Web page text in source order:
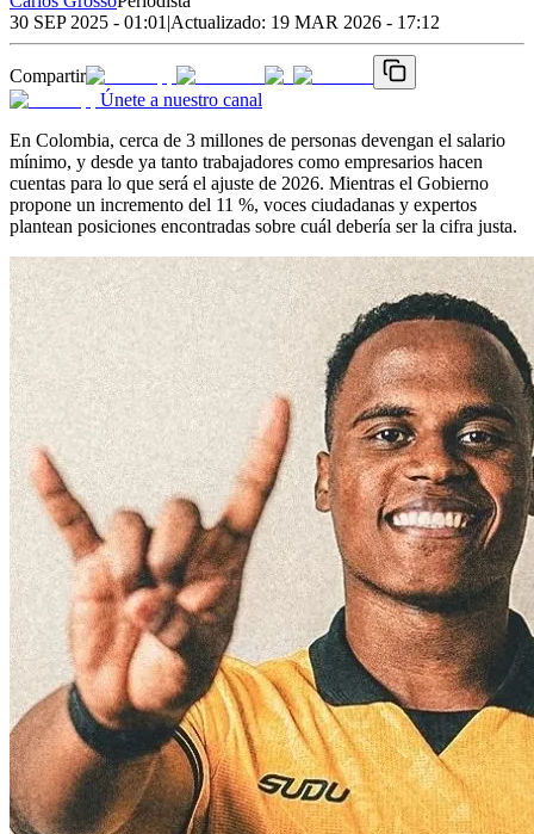
30 SEP 2025 - 01:01 |Actualizado: 19 MAR 2026 - 17:12
Compartir
Únete a nuestro canal
En Colombia, cerca de 3 millones de personas devengan el salario
mínimo, y desde ya tanto trabajadores como empresarios hacen
cuentas para lo que será el ajuste de 2026. Mientras el Gobierno
propone un incremento del 11 %, voces ciudadanas y expertos
plantean posiciones encontradas sobre cuál debería ser la cifra justa.